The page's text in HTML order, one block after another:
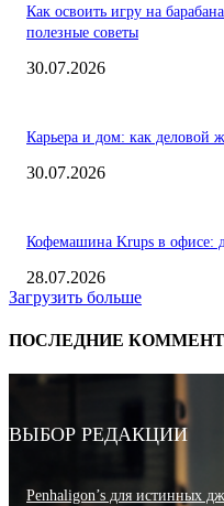
Как освоить игру на
полезные советы
30.07.2026
Карьера и дом: как деловой
30.07.2026
Кофемашина Krups в офисе:
28.07.2026
Загрузить больше
ПОСЛЕДНИЕ
ВЫБОР РЕДАКЦИИ
Penhaligon’s для истинных